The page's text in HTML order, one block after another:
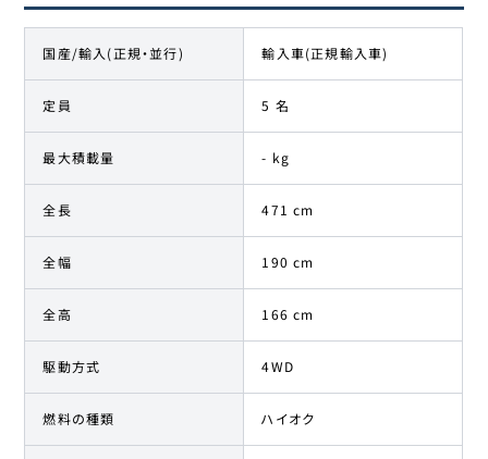
国産/輸入(正規・並行) 輸入車(正規輸入車)
定員 5 名
最大積載量 - kg
全長 471 cm
全幅 190 cm
全高 166 cm
駆動方式 4WD
燃料の種類 ハイオク